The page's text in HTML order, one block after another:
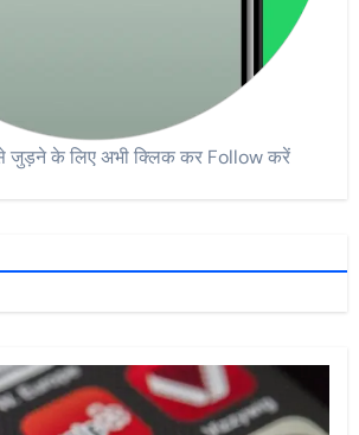
जुड़ने के लिए अभी क्लिक कर Follow करें